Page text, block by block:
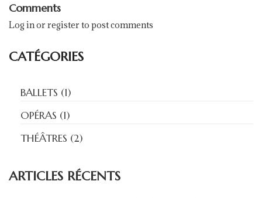
Comments
Log in or register to post comments
CATÉGORIES
BALLETS (1)
OPÉRAS (1)
THÉÂTRES (2)
ARTICLES RÉCENTS